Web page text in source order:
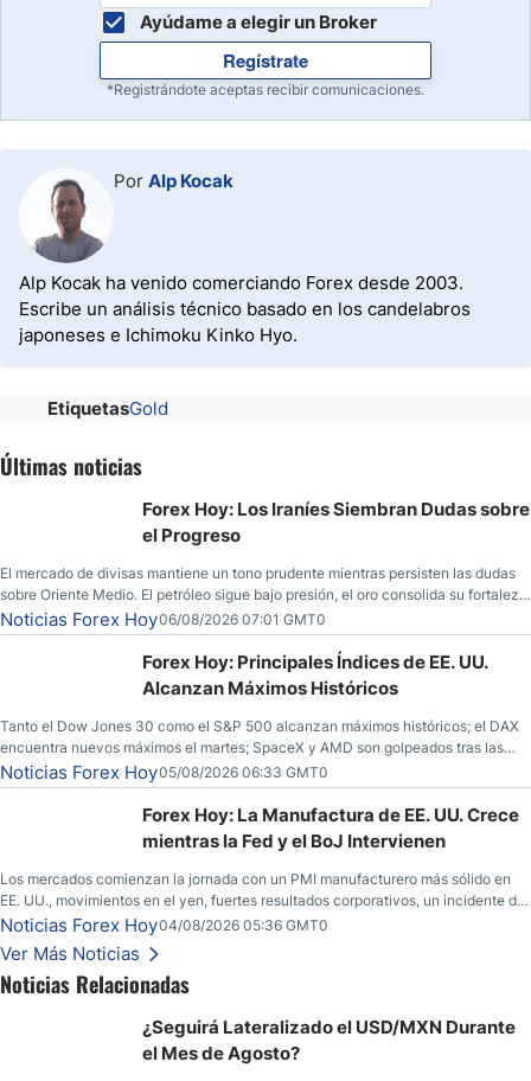
Ayúdame a elegir un Broker
Regístrate
*Registrándote aceptas recibir comunicaciones.
Por Alp Kocak
Alp Kocak ha venido comerciando Forex desde 2003.
Escribe un análisis técnico basado en los candelabros
japoneses e Ichimoku Kinko Hyo.
EtiquetasGold
Últimas noticias
Forex Hoy: Los Iraníes Siembran Dudas sobre
el Progreso
El mercado de divisas mantiene un tono prudente mientras persisten las dudas
sobre Oriente Medio. El petróleo sigue bajo presión, el oro consolida su fortaleza
y los operadores esperan nuevas referencias económicas desde Estados
Unidos.
Noticias Forex Hoy06/08/2026 07:01 GMT0
Forex Hoy: Principales Índices de EE. UU.
Alcanzan Máximos Históricos
Tanto el Dow Jones 30 como el S&P 500 alcanzan máximos históricos; el DAX
encuentra nuevos máximos el martes; SpaceX y AMD son golpeados tras las
llamadas de ganancias; el petróleo crudo cae por debajo de los $80 con nuevas
esperanzas; el dólar estadounidense continúa intentando estabilizarse frente al
yen; el peso mexicano ve un repunte a medida que las tasas caen en EE. UU.
Noticias Forex Hoy05/08/2026 06:33 GMT0
Forex Hoy: La Manufactura de EE. UU. Crece
mientras la Fed y el BoJ Intervienen
Los mercados comienzan la jornada con un PMI manufacturero más sólido en
EE. UU., movimientos en el yen, fuertes resultados corporativos, un incidente de
seguridad en Bitcoin y nuevas señales desde el mercado del petróleo.
Noticias Forex Hoy04/08/2026 05:36 GMT0
Ver Más Noticias
Noticias Relacionadas
¿Seguirá Lateralizado el USD/MXN Durante
el Mes de Agosto?